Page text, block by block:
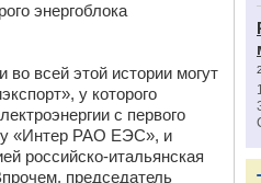
энергоблока
во всей этой истории могут
у которого
с первого
«Интер РАО ЕЭС», и
российско-итальянская
председатель